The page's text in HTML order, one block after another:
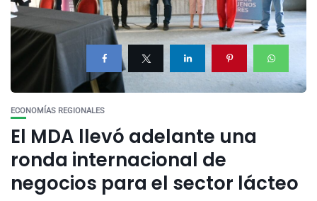
ECONOMÍAS REGIONALES
El MDA llevó adelante una
ronda internacional de
negocios para el sector lácteo